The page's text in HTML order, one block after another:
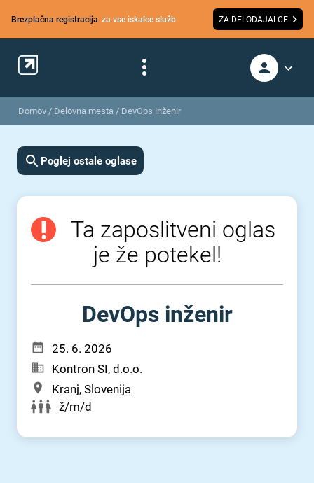
Brezplačna registracija za vse iskalce služb ZA DELODAJALCE
Domov / Delovna mesta / DevOps inženir
Poglej ostale oglase
Ta zaposlitveni oglas
je že potekel!
DevOps inženir
25. 6. 2026
Kontron SI, d.o.o.
Kranj, Slovenija
ž/m/d